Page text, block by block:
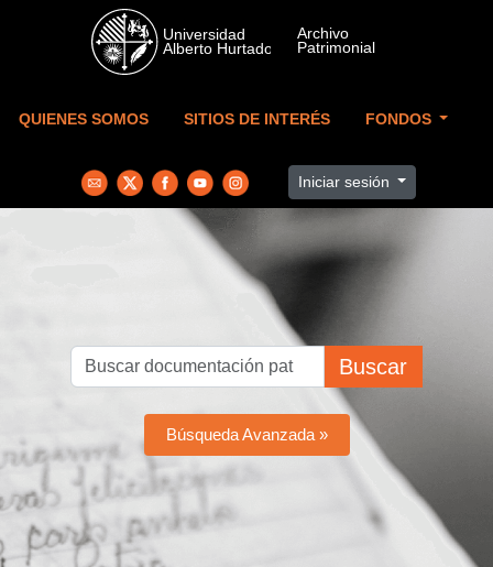
Skip to main content
QUIENES SOMOS SITIOS DE INTERÉS FONDOS
Iniciar sesión
Buscar
Búsqueda Avanzada »